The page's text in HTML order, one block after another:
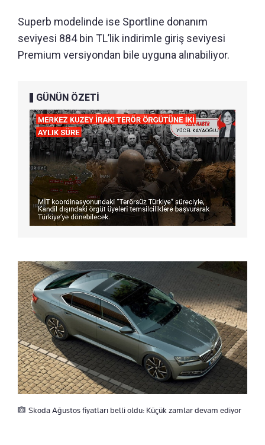
Superb modelinde ise Sportline donanım
seviyesi 884 bin TL’lik indirimle giriş seviyesi
Premium versiyondan bile uyguna alınabiliyor.
GÜNÜN ÖZETİ
Skoda Ağustos fiyatları belli oldu: Küçük zamlar devam ediyor